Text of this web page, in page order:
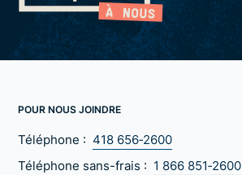
POUR NOUS JOINDRE
Téléphone : 418 656‑2600
Téléphone sans-frais : 1 866 851‑2600